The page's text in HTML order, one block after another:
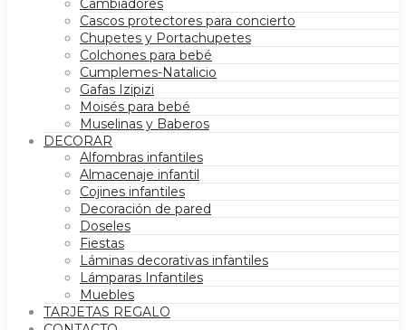
Cambiadores
Cascos protectores para concierto
Chupetes y Portachupetes
Colchones para bebé
Cumplemes-Natalicio
Gafas Izipizi
Moisés para bebé
Muselinas y Baberos
DECORAR
Alfombras infantiles
Almacenaje infantil
Cojines infantiles
Decoración de pared
Doseles
Fiestas
Láminas decorativas infantiles
Lámparas Infantiles
Muebles
TARJETAS REGALO